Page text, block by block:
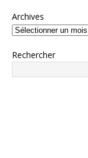
Archives
Rechercher